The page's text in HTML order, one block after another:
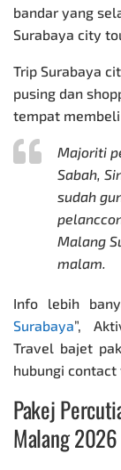
bandar yang
Surabaya city
Trip Surabaya
pusing dan
tempat
Majoriti
Sabah,
sudah
Malang
malam.
Info lebih
Surabaya”,
Travel bajet
hubungi
Pakej
Malang 2026